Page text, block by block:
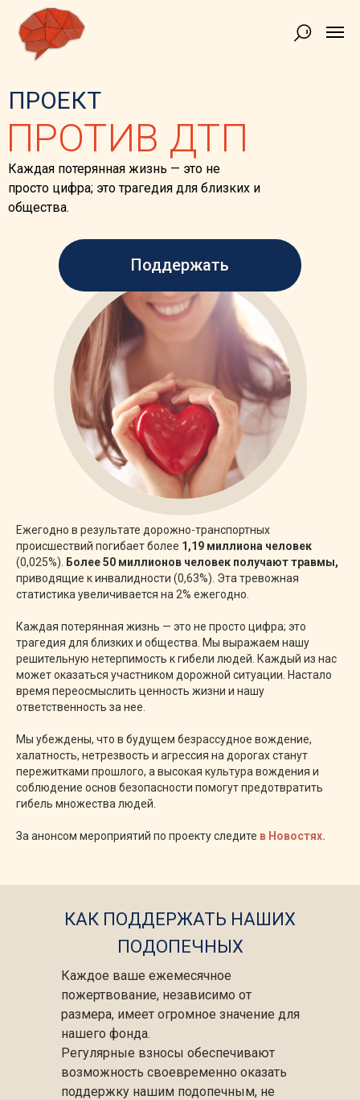
ПРОЕКТ
Каждая потерянная жизнь — это не
просто цифра; это трагедия для близких и
общества.
Поддержать
ПРОТИВ ДТП
Ежегодно в результате дорожно-транспортных
происшествий погибает более 1,19 миллиона человек
(0,025%).
Более 50 миллионов человек получают травмы,
приводящие к инвалидности (0,63%). Эта тревожная
статистика увеличивается на 2% ежегодно.
Каждая потерянная жизнь — это не просто цифра; это
трагедия для близких и общества. Мы выражаем нашу
решительную нетерпимость к гибели людей. Каждый из нас
может оказаться участником дорожной ситуации. Настало
время переосмыслить ценность жизни и нашу
ответственность за нее.
Мы убеждены, что в будущем безрассудное вождение,
халатность, нетрезвость и агрессия на дорогах станут
пережитками прошлого, а высокая культура вождения и
соблюдение основ безопасности помогут предотвратить
гибель множества людей.
За анонсом мероприятий по проекту следите в Новостях.
КАК ПОДДЕРЖАТЬ НАШИХ
ПОДОПЕЧНЫХ
Каждое ваше ежемесячное
пожертвование, независимо от
размера, имеет огромное значение для
нашего фонда.
Регулярные взносы обеспечивают
возможность своевременно оказать
поддержку нашим подопечным, не